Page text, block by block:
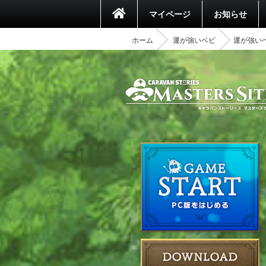
マイページ お知らせ
ホーム 運が強いベビ 運が強い